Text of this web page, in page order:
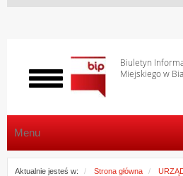
Biuletyn
Miejskiego w
Włącz
menu
Menu
Aktualnie jesteś w: Strona główna